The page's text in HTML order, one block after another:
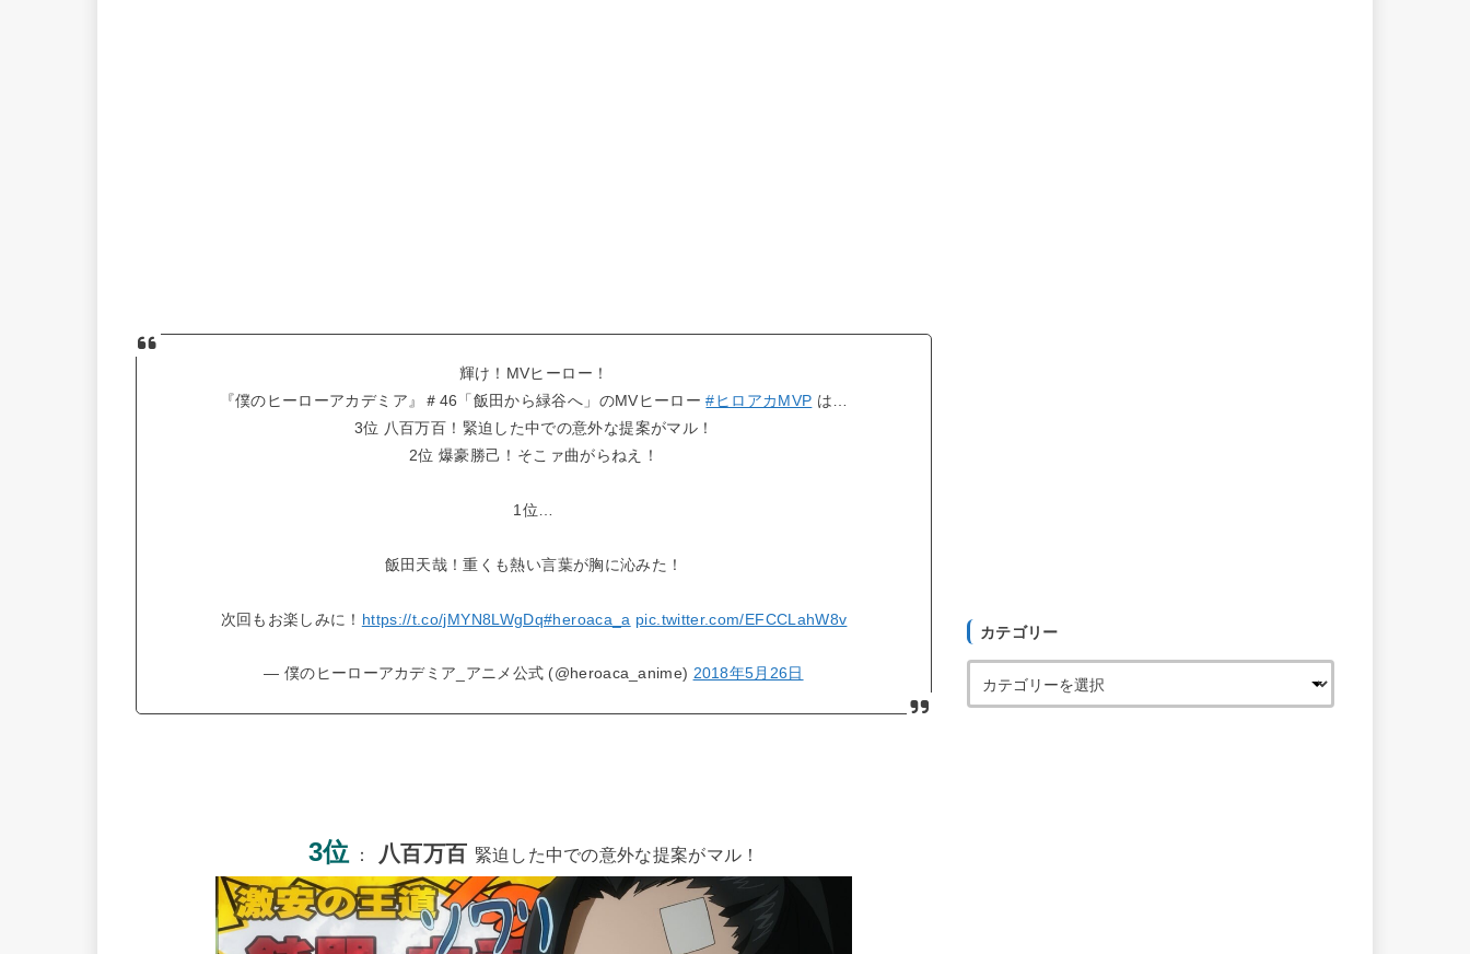
輝け！MVヒーロー！
『僕のヒーローアカデミア』＃46「飯田から緑谷へ」のMVヒーロー#ヒロアカMVP は…
3位 八百万百！緊迫した中での意外な提案がマル！
2位 爆豪勝己！そこァ曲がらねえ！
1位…
飯田天哉！重くも熱い言葉が胸に沁みた！
次回もお楽しみに！ https://t.co/jMYN8LWgDq#heroaca_a pic.twitter.com/EFCCLahW8v
— 僕のヒーローアカデミア_アニメ公式 (@heroaca_anime) 2018年5月26日
3位 ： 八百万百 緊迫した中での意外な提案がマル！
カテゴリー